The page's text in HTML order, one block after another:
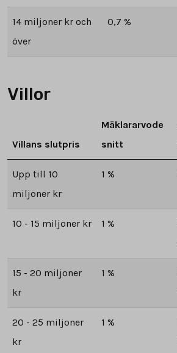
14 miljoner kr och
över
0,7 %
Villor
Villans slutpris
Mäklararvode
snitt
Upp till 10
miljoner kr
1 %
10 - 15 miljoner kr 1 %
15 - 20 miljoner
kr
1 %
20 - 25 miljoner
kr
1 %